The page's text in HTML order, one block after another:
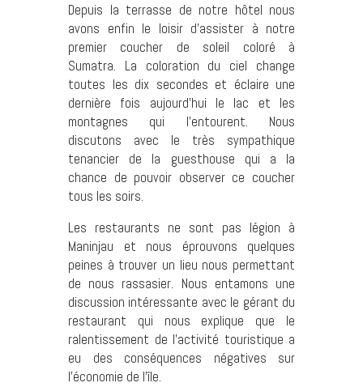
Depuis la terrasse de notre hôtel nous
avons enfin le loisir d’assister à notre
premier coucher de soleil coloré à
Sumatra. La coloration du ciel change
toutes les dix secondes et éclaire une
dernière fois aujourd’hui le lac et les
montagnes qui l’entourent. Nous
discutons avec le très sympathique
tenancier de la guesthouse qui a la
chance de pouvoir observer ce coucher
tous les soirs.
Les restaurants ne sont pas légion à
Maninjau et nous éprouvons quelques
peines à trouver un lieu nous permettant
de nous rassasier. Nous entamons une
discussion intéressante avec le gérant du
restaurant qui nous explique que le
ralentissement de l’activité touristique a
eu des conséquences négatives sur
l’économie de l’île.